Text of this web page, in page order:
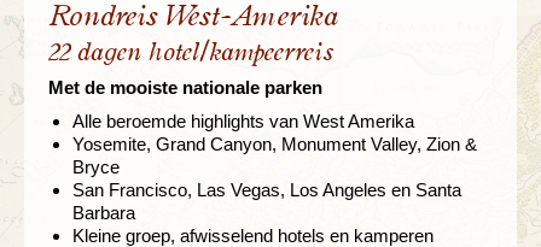
Rondreis West-Amerika
22 dagen hotel/kampeerreis
Met de mooiste nationale parken
Alle beroemde highlights van West Amerika
Yosemite, Grand Canyon, Monument Valley, Zion &
Bryce
San Francisco, Las Vegas, Los Angeles en Santa
Barbara
Kleine groep, afwisselend hotels en kamperen